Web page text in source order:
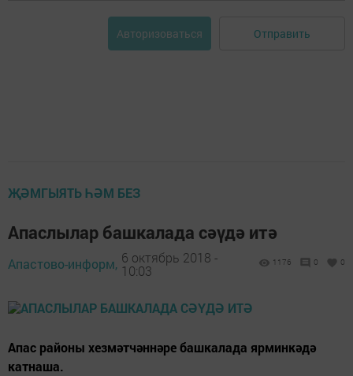
Авторизоваться Отправить
ҖӘМГЫЯТЬ ҺӘМ БЕЗ
Апаслылар башкалада сәүдә итә
Апастово-информ, 6 октябрь 2018 -
10:03
1176 0 0
Апас районы хезмәтчәннәре башкалада ярминкәдә
катнаша.